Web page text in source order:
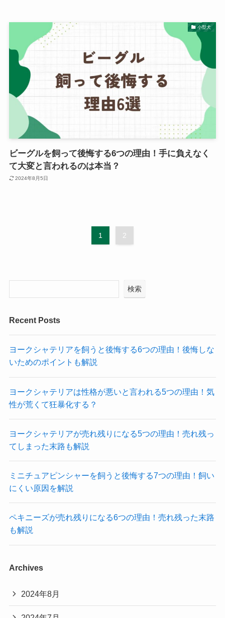
小型犬
ビーグルを飼って後悔する6つの理由！手に負えなく
て大変と言われるのは本当？
2024年8月5日
1 2
検索
Recent Posts
ヨークシャテリアを飼うと後悔する6つの理由！後悔しな
いためのポイントも解説
ヨークシャテリアは性格が悪いと言われる5つの理由！気
性が荒くて狂暴化する？
ヨークシャテリアが売れ残りになる5つの理由！売れ残っ
てしまった末路も解説
ミニチュアピンシャーを飼うと後悔する7つの理由！飼い
にくい原因を解説
ペキニーズが売れ残りになる6つの理由！売れ残った末路
も解説
Archives
2024年8月